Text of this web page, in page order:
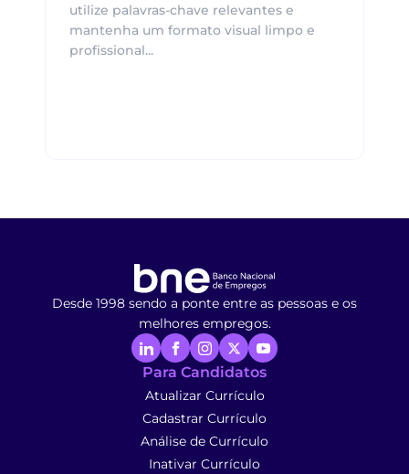
utilize palavras-chave relevantes e
mantenha um formato visual limpo e
profissional...
Desde 1998 sendo a ponte entre as pessoas e os
melhores empregos.
Para Candidatos
Atualizar Currículo
Cadastrar Currículo
Análise de Currículo
Inativar Currículo